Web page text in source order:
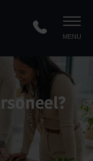
MENU